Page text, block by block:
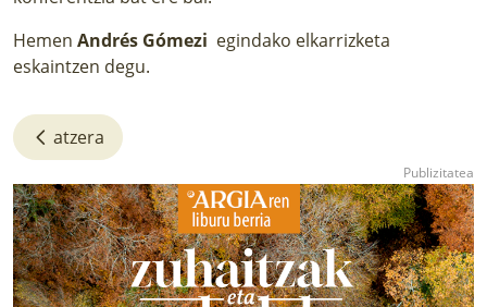
Hemen Andrés Gómezi egindako elkarrizketa
eskaintzen degu.
atzera